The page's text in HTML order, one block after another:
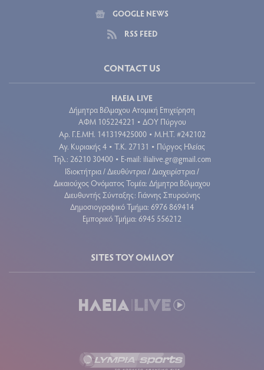
GOOGLE NEWS
RSS FEED
CONTACT US
ΗΛΕΙΑ LIVE
Δήμητρα Βέλμαχου Ατομική Επιχείρηση
ΑΦΜ 105224221 • ΔΟΥ Πύργου
Aρ. Γ.Ε.ΜΗ. 141319425000 • Μ.Η.Τ. #242102
Αγ. Κυριακής 4 • Τ.Κ. 27131 • Πύργος Ηλείας
Τηλ.: 26210 30400 • E-mail: ilialive.gr@gmail.com
Ιδιοκτήτρια / Διευθύντρια / Διαχειρίστρια /
Δικαιούχος Ονόματος Τομέα: Δήμητρα Βέλμαχου
Διευθυντής Σύνταξης: Γιάννης Σπυρούνης
Δημοσιογραφικό Τμήμα: 6976 869414
Εμπορικό Τμήμα: 6945 556212
SITES ΤΟΥ ΟΜΙΛΟΥ